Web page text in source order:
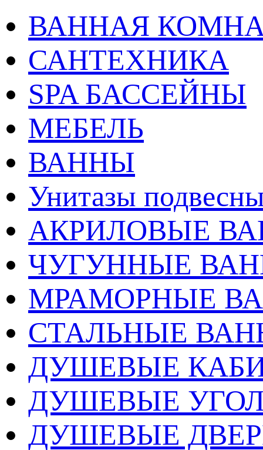
ВАННАЯ
САНТЕХНИКА
SPA БАССЕЙНЫ
МЕБЕЛЬ
ВАННЫ
Унитазы
АКРИЛОВЫЕ
ЧУГУННЫЕ
МРАМОРНЫЕ
СТАЛЬНЫЕ
ДУШЕВЫЕ
ДУШЕВЫЕ
ДУШЕВЫЕ